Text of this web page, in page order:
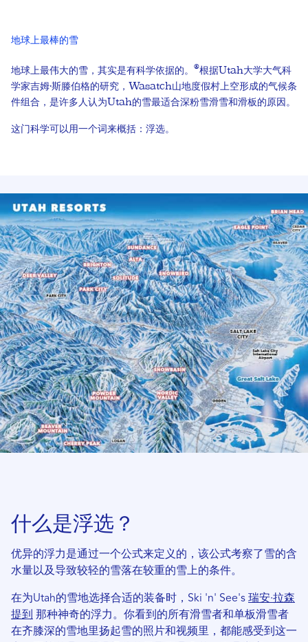
地球上最棒的雪
地球上最伟大的雪，其实是有科学依据的。 ®根据Utah大学大气科
学家吉姆·斯滕伯格的研究，Wasatch山地度假村上空形成的气候条
件组合，是许多人认为Utah的雪最适合深粉雪滑雪和滑板的原因。
这门科学可以用一个词来概括：浮选。
什么是浮选？
优异的浮力是通过一个公式来定义的，该公式考察了雪的含
水量以及导致较轻的雪落在较重的雪上的条件。
在为Utah的雪地选择合适的装备时，Ski 'n' See's 瑞安·拉森
提到 那种神奇的浮力。你看到的所有滑雪者和单板滑雪者
在齐膝深的雪地里扬起雪的照片和视频里，都能感受到这一